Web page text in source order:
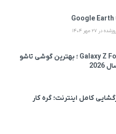
بررسی Galaxy Z Fold8 Ultra ؛ بهترین گوشی تاشو
کامل اینترنت؛ گره کار